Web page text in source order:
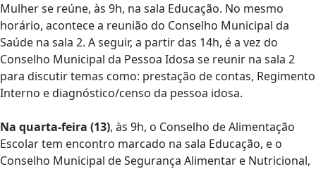
Mulher se reúne, às 9h, na sala Educação. No mesmo
horário, acontece a reunião do Conselho Municipal da
Saúde na sala 2. A seguir, a partir das 14h, é a vez do
Conselho Municipal da Pessoa Idosa se reunir na sala 2
para discutir temas como: prestação de contas, Regimento
Interno e diagnóstico/censo da pessoa idosa.
Na quarta-feira (13), às 9h, o Conselho de Alimentação
Escolar tem encontro marcado na sala Educação, e o
Conselho Municipal de Segurança Alimentar e Nutricional,